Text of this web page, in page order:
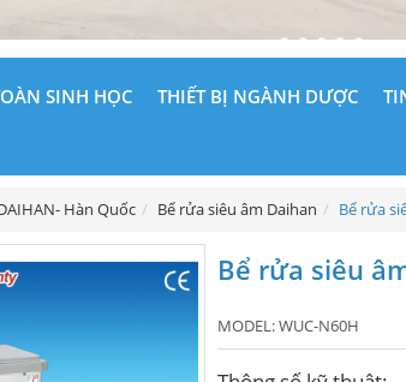
SINH HỌC THIẾT BỊ NGÀNH DƯỢC
Hàn Quốc Bể rửa siêu âm Daihan Bể rửa
Bể rửa siêu
MODEL:WUC-N60H